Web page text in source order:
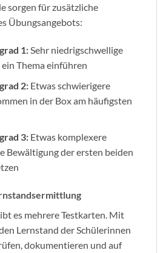
sorgen für zusätzliche
Übungsangebots:
1:Sehr niedrigschwellige
Thema einführen
2:Etwas schwierigere
in der Box am häufigsten
3:Etwas komplexere
Bewältigung der ersten beiden
es mehrere Testkarten. Mit
Lernstand der Schülerinnen
dokumentieren und auf